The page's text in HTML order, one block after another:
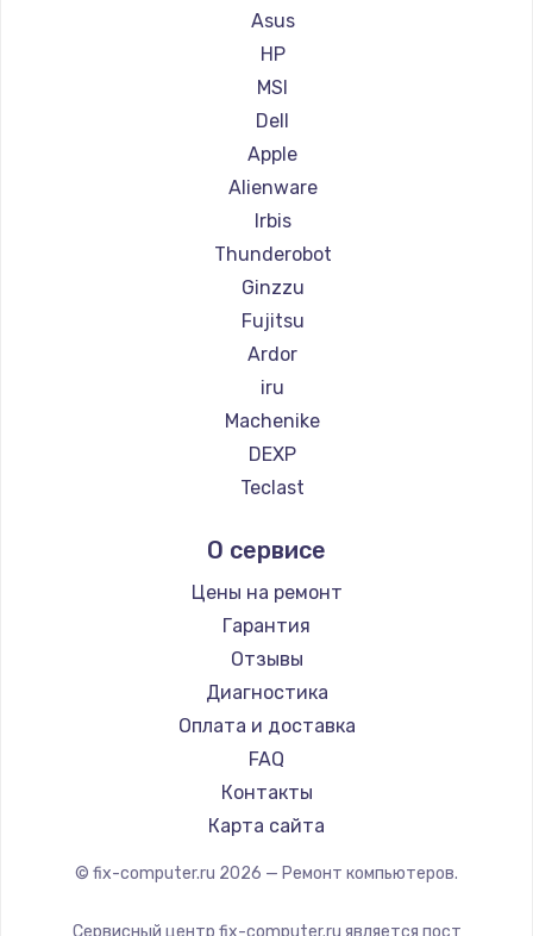
Замена SSD
895 руб.
Заказать
Замена клавиатуры
1290 руб.
Заказать
Замена корпуса
890 руб.
Заказать
Замена тачпада
990 руб.
Заказать
Замена динамика
Заказать
Заказать
1130 руб.
Заказать
Asus
HP
MSI
Dell
Apple
Alienware
Irbis
Thunderobot
Ginzzu
Fujitsu
Ardor
iru
Machenike
DEXP
Teclast
Beelink
CHUWI
О сервисе
Цены на ремонт
Гарантия
Отзывы
Диагностика
Оплата и доставка
FAQ
Контакты
Карта сайта
© fix-computer.ru 2026 — Ремонт компьютеров.
Сервисный центр fix-computer.ru является пост